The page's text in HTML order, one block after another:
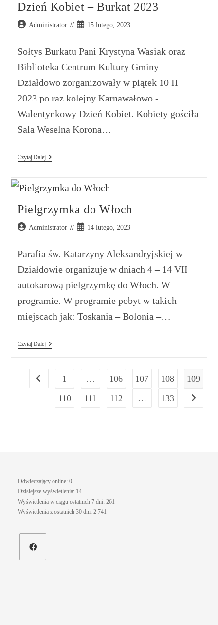
Dzień Kobiet – Burkat 2023
Administrator 15 lutego, 2023
Sołtys Burkatu Pani Krystyna Wasiak oraz
Biblioteka Centrum Kultury Gminy
Działdowo zorganizowały w piątek 10 II
2023 po raz kolejny Karnawałowo -
Walentynkowy Dzień Kobiet. Kobiety gościła
Sala Weselna Korona…
Czytaj Dalej
Pielgrzymka do Włoch
Administrator 14 lutego, 2023
Parafia św. Katarzyny Aleksandryjskiej w
Działdowie organizuje w dniach 4 – 14 VII
autokarową pielgrzymkę do Włoch. W
programie. W programie pobyt w takich
miejscach jak: Toskania – Bolonia –…
Czytaj Dalej
1 … 106 107 108
109
110
111 112 … 133
Odwiedzający online:0
Dzisiejsze wyświetlenia: 14
Wyświetlenia w ciągu ostatnich 7 dni:261
Wyświetlenia z ostatnich 30 dni:2 741